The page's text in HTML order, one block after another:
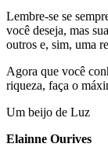
Lembre-se se
você deseja, mas
outros e, sim, uma
Agora que você
riqueza, faça o
Um beijo de Luz
Elainne Ourives